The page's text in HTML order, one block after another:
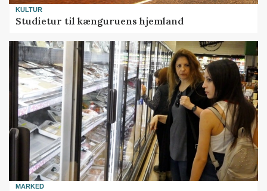
KULTUR
Studietur til kænguruens hjemland
MARKED